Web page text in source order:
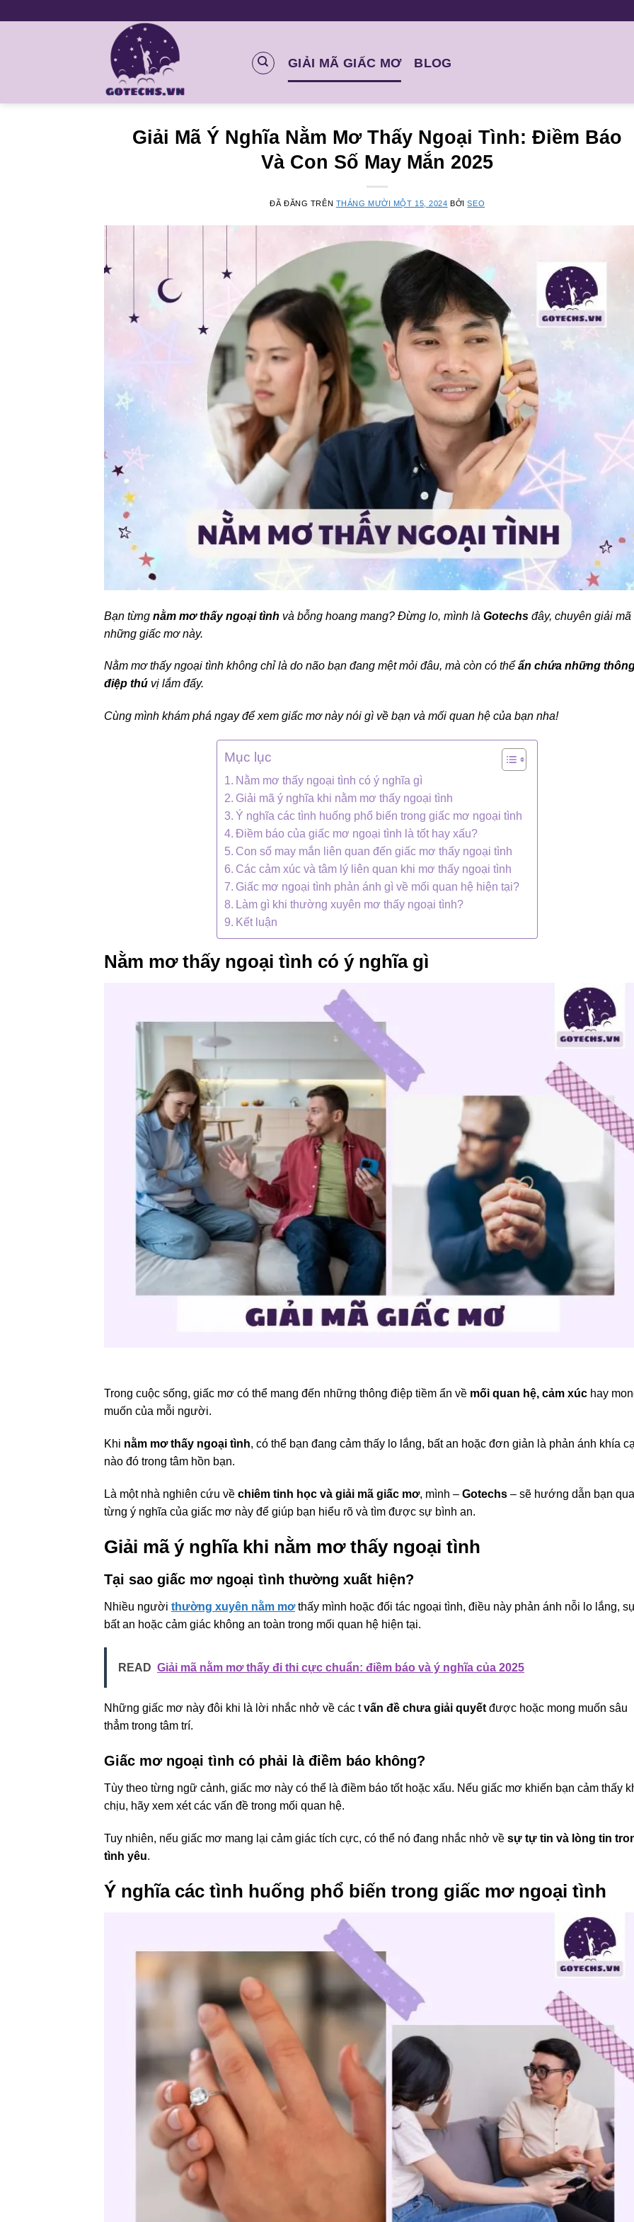
GIẢI MÃ GIẤC MƠ BLOG
Giải Mã Ý Nghĩa Nằm Mơ Thấy Ngoại Tình: Điềm Báo
Và Con Số May Mắn 2025
ĐÃ ĐĂNG TRÊN THÁNG MƯỜI MỘT 15, 2024 BỞISEO
Bạn từng nằm mơ thấy ngoại tình và bỗng hoang mang? Đừng lo, mình là Gotechs đây, chuyên giải mã
những giấc mơ này.
Nằm mơ thấy ngoại tình không chỉ là do não bạn đang mệt mỏi đâu, mà còn có thể ẩn chứa những
điệp thú vị lắm đấy.
Cùng mình khám phá ngay để xem giấc mơ này nói gì về bạn và mối quan hệ của bạn nha!
Mục lục
Nằm mơ thấy ngoại tình có ý nghĩa gì
Giải mã ý nghĩa khi nằm mơ thấy ngoại tình
Ý nghĩa các tình huống phổ biến trong giấc mơ ngoại tình
Điềm báo của giấc mơ ngoại tình là tốt hay xấu?
Con số may mắn liên quan đến giấc mơ thấy ngoại tình
Các cảm xúc và tâm lý liên quan khi mơ thấy ngoại tình
Giấc mơ ngoại tình phản ánh gì về mối quan hệ hiện tại?
Làm gì khi thường xuyên mơ thấy ngoại tình?
Kết luận
Nằm mơ thấy ngoại tình có ý nghĩa gì
Trong cuộc sống, giấc mơ có thể mang đến những thông điệp tiềm ẩn về mối quan hệ, cảm xúc hay
muốn của mỗi người.
Khi nằm mơ thấy ngoại tình, có thể bạn đang cảm thấy lo lắng, bất an hoặc đơn giản là phản ánh khía
nào đó trong tâm hồn bạn.
Là một nhà nghiên cứu về chiêm tinh học và giải mã giấc mơ, mình – Gotechs – sẽ hướng dẫn bạn qua
từng ý nghĩa của giấc mơ này để giúp bạn hiểu rõ và tìm được sự bình an.
Giải mã ý nghĩa khi nằm mơ thấy ngoại tình
Tại sao giấc mơ ngoại tình thường xuất hiện?
Nhiều người thường xuyên nằm mơthấy mình hoặc đối tác ngoại tình, điều này phản ánh nỗi lo lắng,
bất an hoặc cảm giác không an toàn trong mối quan hệ hiện tại.
READ Giải mã nằm mơ thấy đi thi cực chuẩn: điềm báo và ý nghĩa của 2025
Những giấc mơ này đôi khi là lời nhắc nhở về các tvấn đề chưa giải quyết được hoặc mong muốn sâu
thẳm trong tâm trí.
Giấc mơ ngoại tình có phải là điềm báo không?
Tùy theo từng ngữ cảnh, giấc mơ này có thể là điềm báo tốt hoặc xấu. Nếu giấc mơ khiến bạn cảm thấy
chịu, hãy xem xét các vấn đề trong mối quan hệ.
Tuy nhiên, nếu giấc mơ mang lại cảm giác tích cực, có thể nó đang nhắc nhở về sự tự tin và lòng tin
tình yêu.
Ý nghĩa các tình huống phổ biến trong giấc mơ ngoại tình